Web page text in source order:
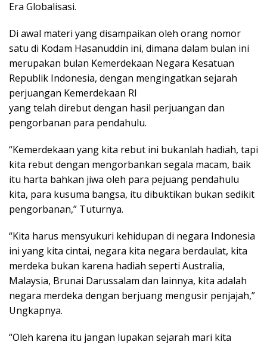
Era Globalisasi.
Di awal materi yang disampaikan oleh orang nomor
satu di Kodam Hasanuddin ini, dimana dalam bulan ini
merupakan bulan Kemerdekaan Negara Kesatuan
Republik Indonesia, dengan mengingatkan sejarah
perjuangan Kemerdekaan RI
yang telah direbut dengan hasil perjuangan dan
pengorbanan para pendahulu.
“Kemerdekaan yang kita rebut ini bukanlah hadiah, tapi
kita rebut dengan mengorbankan segala macam, baik
itu harta bahkan jiwa oleh para pejuang pendahulu
kita, para kusuma bangsa, itu dibuktikan bukan sedikit
pengorbanan,” Tuturnya.
“Kita harus mensyukuri kehidupan di negara Indonesia
ini yang kita cintai, negara kita negara berdaulat, kita
merdeka bukan karena hadiah seperti Australia,
Malaysia, Brunai Darussalam dan lainnya, kita adalah
negara merdeka dengan berjuang mengusir penjajah,”
Ungkapnya.
“Oleh karena itu jangan lupakan sejarah mari kita